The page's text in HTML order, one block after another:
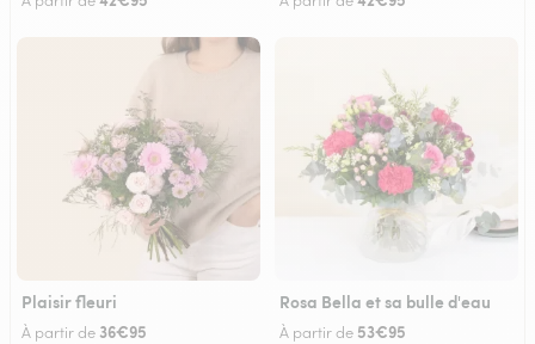
Plaisir fleuri
À partir de 36€95
Rosa Bella et sa bulle d'eau
À partir de 53€95